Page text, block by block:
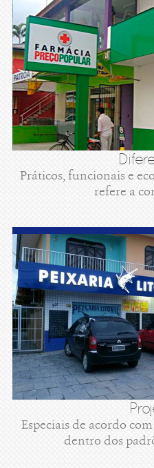
Práticos, funcionais e
refere a
Especiais de acordo
dentro dos